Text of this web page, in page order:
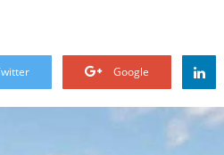
Google